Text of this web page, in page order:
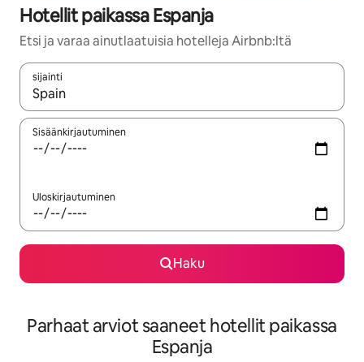
Hotellit paikassa Espanja
Etsi ja varaa ainutlaatuisia hotelleja Airbnb:ltä
sijainti
Kun tulokset ovat saatavilla, navigoi ylös- ja alas-
Sisäänkirjautuminen
Uloskirjautuminen
Haku
Parhaat arviot saaneet hotellit paikassa
Espanja